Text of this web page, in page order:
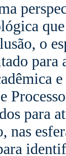
o
para
para
nas